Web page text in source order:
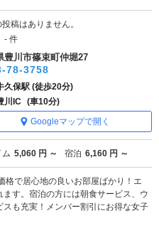
稿はありません。
- 件
豊川市篠束町仲堀27
78-3758
久保駅 (徒歩20分)
川IC (車10分)
Googleマップで開く
ム 5,060 円 ～ 宿泊 6,160 円 ～
格で居心地の良いお部屋ばかり！エ
す。宿泊の方には朝食サービス、ウ
も充実！メンバー割引にお得な女子